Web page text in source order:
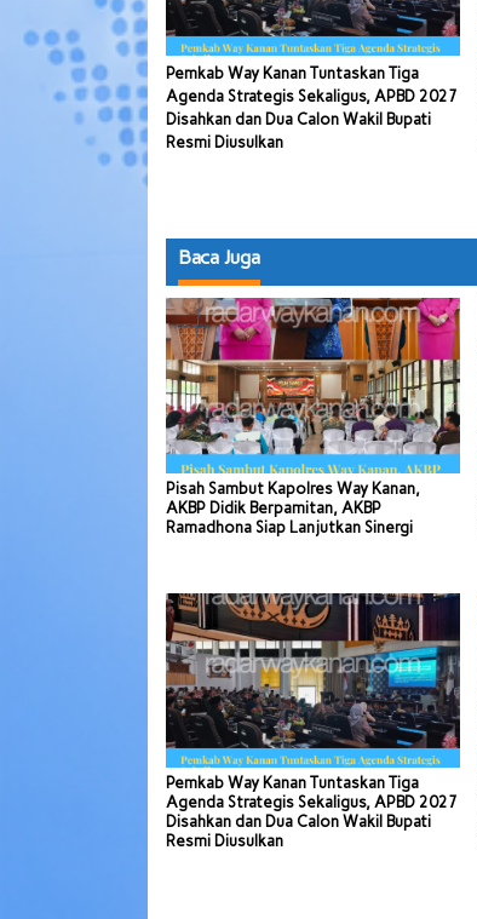
Pemkab Way Kanan Tuntaskan Tiga
Agenda Strategis Sekaligus, APBD 2027
Disahkan dan Dua Calon Wakil Bupati
Resmi Diusulkan
Baca Juga
Pisah Sambut Kapolres Way Kanan,
AKBP Didik Berpamitan, AKBP
Ramadhona Siap Lanjutkan Sinergi
Pemkab Way Kanan Tuntaskan Tiga
Agenda Strategis Sekaligus, APBD 2027
Disahkan dan Dua Calon Wakil Bupati
Resmi Diusulkan